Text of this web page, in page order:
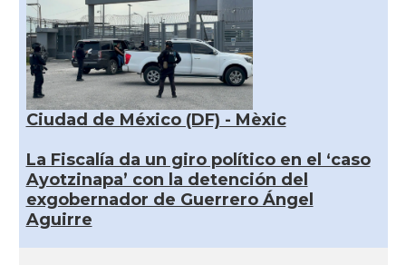
Ciudad de México (DF) - Mèxic
La Fiscalía da un giro político en el ‘caso
Ayotzinapa’ con la detención del
exgobernador de Guerrero Ángel
Aguirre